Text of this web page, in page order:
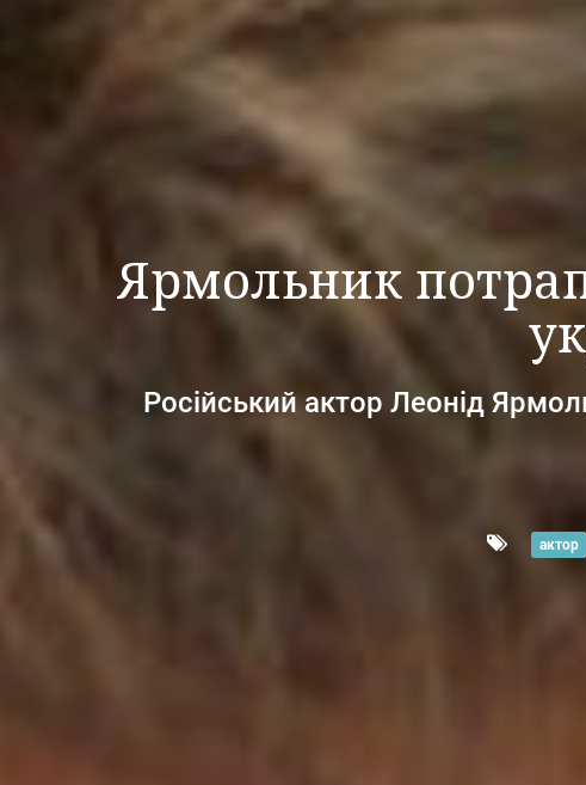
Ярмольник
Російський актор Леонід
актор